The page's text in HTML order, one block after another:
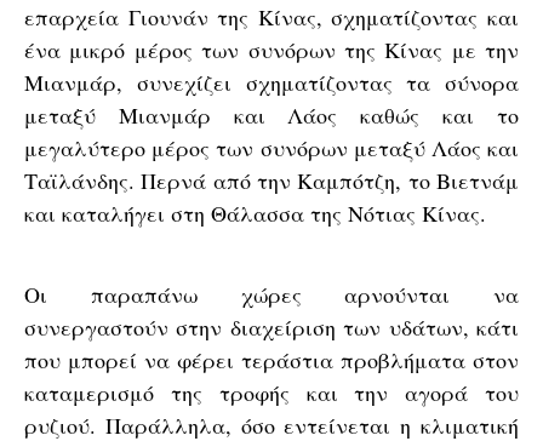
επαρχεία Γιουνάν της Κίνας, σχηματίζοντας και
ένα μικρό μέρος των συνόρων της Κίνας με την
Μιανμάρ, συνεχίζει σχηματίζοντας τα σύνορα
μεταξύ Μιανμάρ και Λάος καθώς και το
μεγαλύτερο μέρος των συνόρων μεταξύ Λάος και
Ταϊλάνδης. Περνά από την Καμπότζη, το Βιετνάμ
και καταλήγει στη Θάλασσα της Νότιας Κίνας.
Οι παραπάνω χώρες αρνούνται να
συνεργαστούν στην διαχείριση των υδάτων, κάτι
που μπορεί να φέρει τεράστια προβλήματα στον
καταμερισμό της τροφής και την αγορά του
ρυζιού. Παράλληλα, όσο εντείνεται η κλιματική